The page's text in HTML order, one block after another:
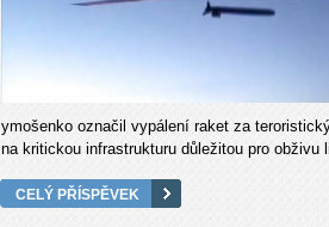
ymošenko označil vypálení raket za
na kritickou infrastrukturu důležitou pro obživu
CELÝ PŘÍSPĚVEK